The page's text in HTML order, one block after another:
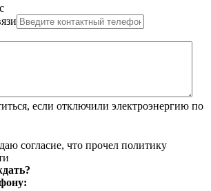
если отключили электроэнергию по
согласие, что прочел политику